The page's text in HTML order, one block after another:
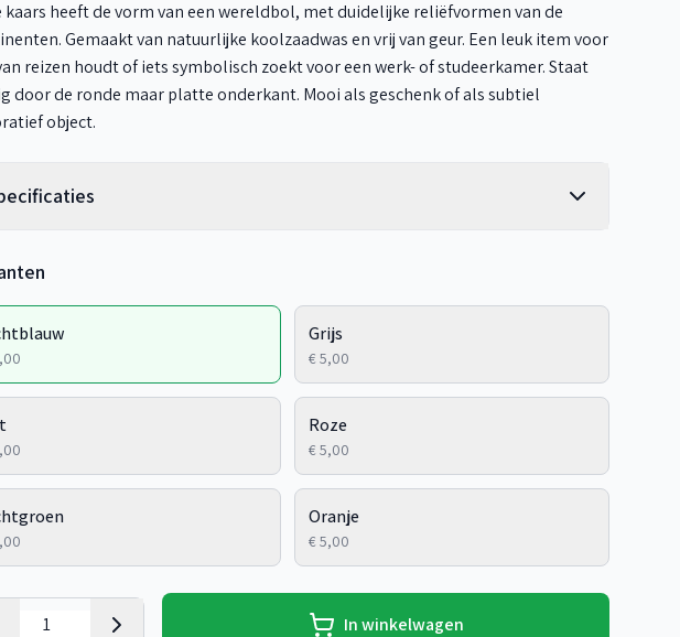
kaars heeft de vorm van een wereldbol, met duidelijke reliëfvormen van de
Gemaakt van natuurlijke koolzaadwas en vrij van geur. Een leuk item voor
reizen houdt of iets symbolisch zoekt voor een werk- of studeerkamer. Staat
door de ronde maar platte onderkant. Mooi als geschenk of als subtiel
object.
Grijs
€ 5,00
Roze
€ 5,00
Oranje
€ 5,00
In winkelwagen